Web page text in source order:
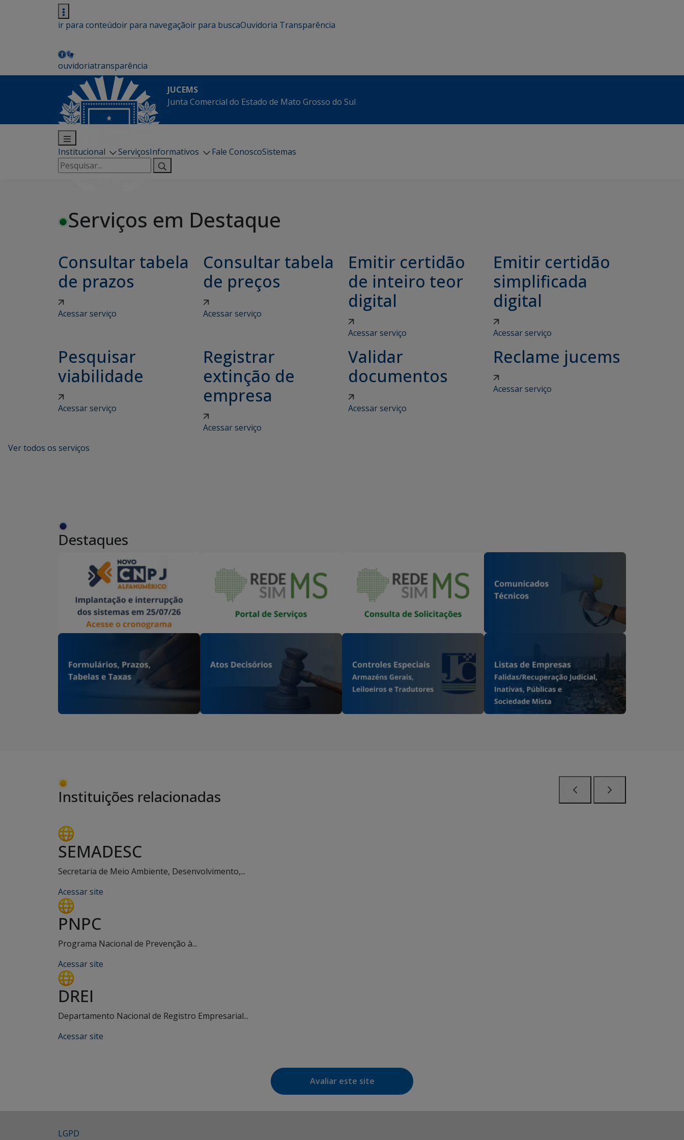
ir para conteúdoir para navegaçãoir para buscaOuvidoria Transparência
ouvidoriatransparência
JUCEMS
Junta Comercial do Estado de Mato Grosso do Sul
Institucional ServiçosInformativos Fale ConoscoSistemas
Pesquisar
por:
Serviços em Destaque
Consultar tabela
de prazos
Acessar serviço
Consultar tabela
de preços
Acessar serviço
Emitir certidão
de inteiro teor
digital
Acessar serviço
Emitir certidão
simplificada
digital
Acessar serviço
Pesquisar
viabilidade
Acessar serviço
Registrar
extinção de
empresa
Acessar serviço
Validar
documentos
Acessar serviço
Reclame jucems
Acessar serviço
Ver todos os serviços
Destaques
Instituições relacionadas
SEMADESC
Secretaria de Meio Ambiente, Desenvolvimento,...
Acessar site
PNPC
Programa Nacional de Prevenção à...
Acessar site
DREI
Departamento Nacional de Registro Empresarial...
Acessar site
Avaliar este site
LGPD